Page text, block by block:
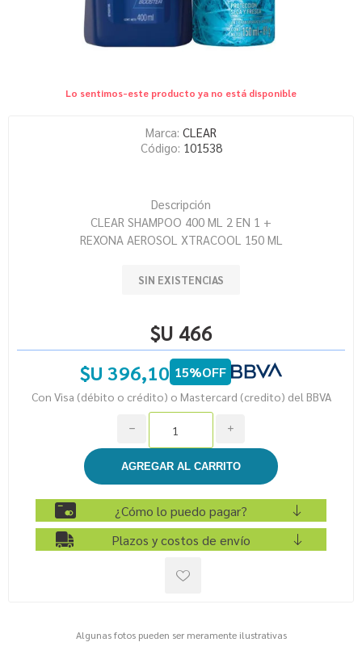
Lo sentimos-este producto ya no está disponible
Marca: CLEAR
Código: 101538
Descripción
CLEAR SHAMPOO 400 ML 2 EN 1 +
REXONA AEROSOL XTRACOOL 150 ML
SIN EXISTENCIAS
$U 466
$U 396,10 15%OFF
Con Visa (débito o crédito) o Mastercard (credito) del BBVA
i
h
¿Cómo lo puedo pagar?
Plazos y costos de envío
Algunas fotos pueden ser meramente ilustrativas